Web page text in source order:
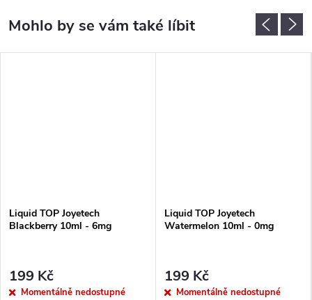
Liquid TOP Joyetech
Blackberry 10ml - 6mg
199 Kč
Momentálně nedostupné
Liquid TOP Joyetech
Watermelon 10ml - 0mg
199 Kč
Momentálně nedostupné